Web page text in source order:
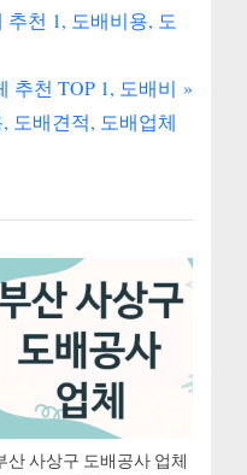
천 1, 도배비용, 도
추천 TOP 1, 도배비
도배견적, 도배업체
산 사상구 도배공사 업체